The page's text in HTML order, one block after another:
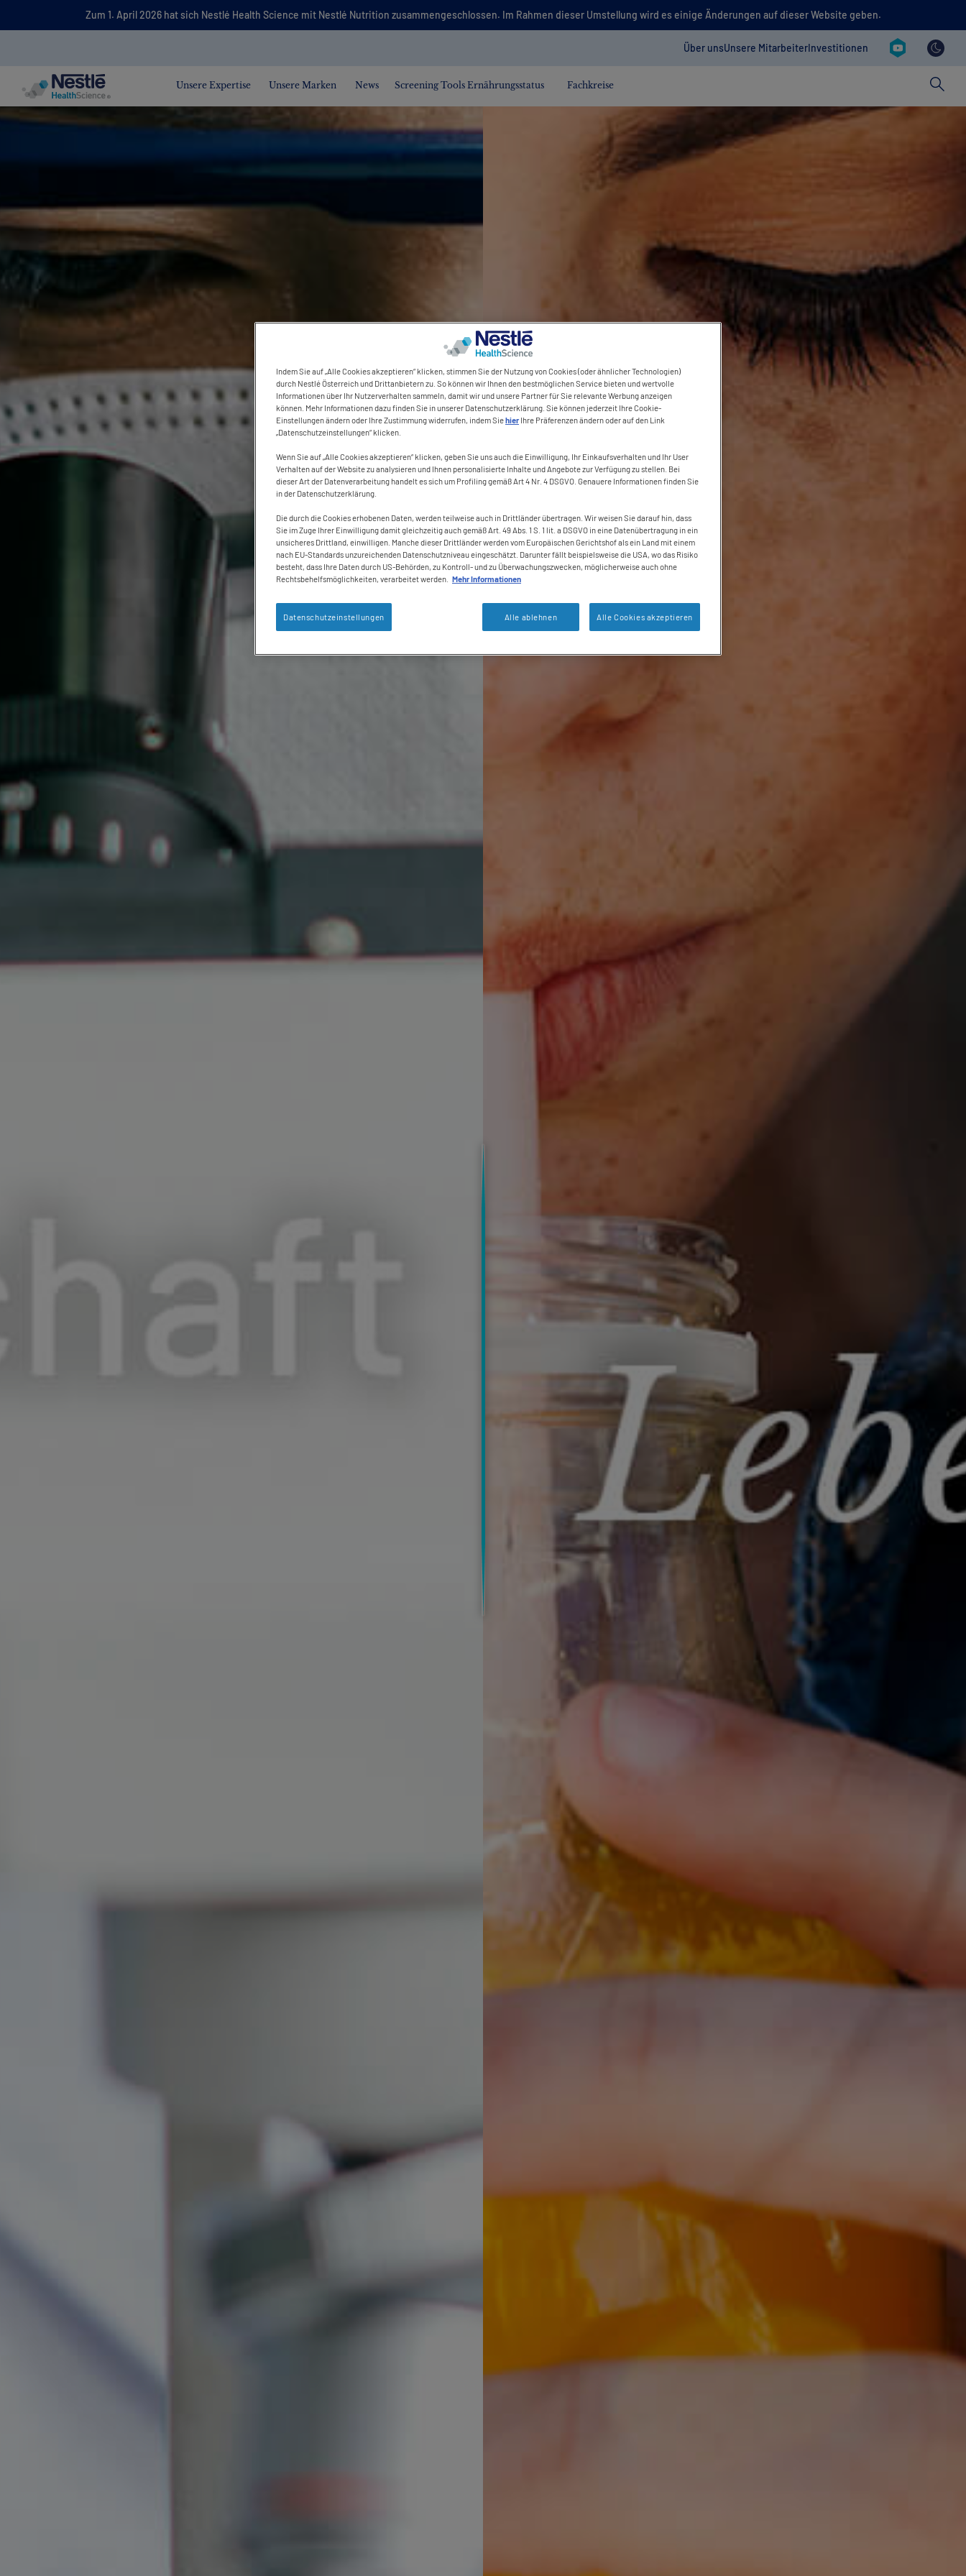
Zum 1. April 2026 hat sich Nestlé Health Science mit Nestlé Nutrition zusammengeschlossen. Im Rahmen dieser Umstellung wird es einige Änderungen auf dieser Website geben.
Skip to main content
nach
Contact revamp
Über unsUnsere MitarbeiterInvestitionen Social
Unsere Expertise Unsere Marken News Screening Tools Ernährungsstatus Fachkreise
Indem Sie auf „Alle Cookies akzeptieren“ klicken, stimmen Sie der Nutzung von Cookies (oder ähnlicher Technologien)
durch Nestlé Österreich und Drittanbietern zu. So können wir Ihnen den bestmöglichen Service bieten und wertvolle
Informationen über Ihr Nutzerverhalten sammeln, damit wir und unsere Partner für Sie relevante Werbung anzeigen
können. Mehr Informationen dazu finden Sie in unserer Datenschutzerklärung. Sie können jederzeit Ihre Cookie-
Einstellungen ändern oder Ihre Zustimmung widerrufen, indem SiehierIhre Präferenzen ändern oder auf den Link
„Datenschutzeinstellungen“ klicken.
Wenn Sie auf „Alle Cookies akzeptieren“ klicken, geben Sie uns auch die Einwilligung, Ihr Einkaufsverhalten und Ihr User
Verhalten auf der Website zu analysieren und Ihnen personalisierte Inhalte und Angebote zur Verfügung zu stellen. Bei
dieser Art der Datenverarbeitung handelt es sich um Profiling gemäß Art 4 Nr. 4 DSGVO. Genauere Informationen finden Sie
in der Datenschutzerklärung.
Die durch die Cookies erhobenen Daten, werden teilweise auch in Drittländer übertragen. Wir weisen Sie darauf hin, dass
Sie im Zuge Ihrer Einwilligung damit gleichzeitig auch gemäß Art. 49 Abs. 1 S. 1 lit. a DSGVO in eine Datenübertragung in ein
unsicheres Drittland, einwilligen. Manche dieser Drittländer werden vom Europäischen Gerichtshof als ein Land mit einem
nach EU-Standards unzureichenden Datenschutzniveau eingeschätzt. Darunter fällt beispielsweise die USA, wo das Risiko
besteht, dass Ihre Daten durch US-Behörden, zu Kontroll- und zu Überwachungszwecken, möglicherweise auch ohne
Rechtsbehelfsmöglichkeiten, verarbeitet werden.
Mehr Informationen
Alle ablehnen Alle Cookies akzeptieren
Datenschutzeinstellungen